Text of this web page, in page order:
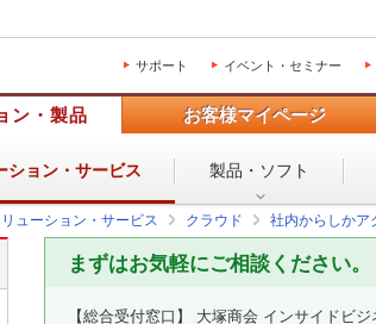
サポート イベント・セミナー
ン・製品 お客様マイページ
ション・ サービス 製品・ソフト
ューション・サービス クラウド 社内からしかア
まずはお気軽にご相談ください。
【総合受付窓口】 大塚商会 インサイドビジ